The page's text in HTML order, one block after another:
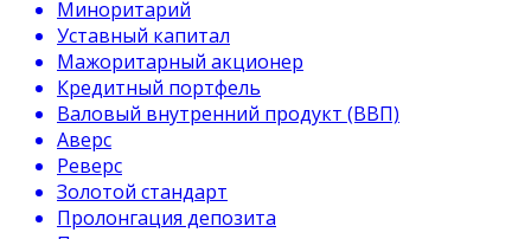
Миноритарий
Уставный капитал
Мажоритарный акционер
Кредитный портфель
Валовый внутренний продукт (ВВП)
Аверс
Реверс
Золотой стандарт
Пролонгация депозита